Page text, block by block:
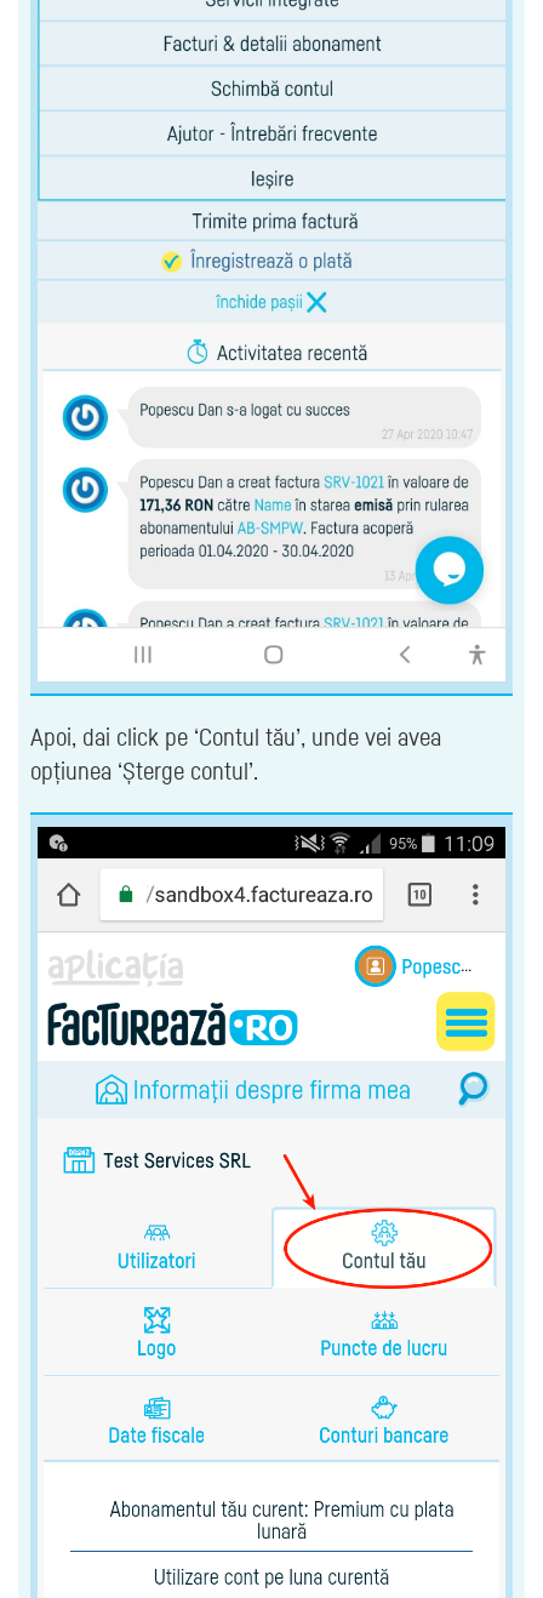
Apoi, dai click pe ‘Contul tău’, unde vei avea
opțiunea ‘Șterge contul’.